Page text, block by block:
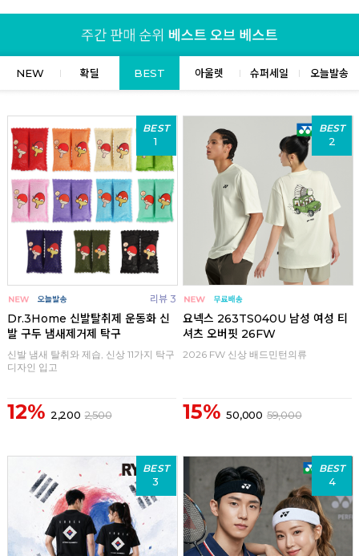
NEW 확딜 BEST 아울렛 슈퍼세일 오늘발송
BEST
1
리뷰 3
Dr.3Home 신발탈취제 운동화 신
발 구두 냄새제거제 탁구
신발 냄새 탈취와 제습, 신상 11가지 탁구
디자인 입고
12% 2,200 2,500
BEST
2
요넥스 263TS040U 남성 여성 티
셔츠 오버핏 26FW
2026 FW 신상 배드민턴의류
15% 50,000 59,000
BEST
3
BEST
4